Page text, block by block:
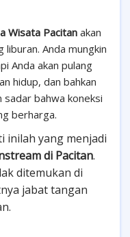
Wisata Pacitan akan
liburan. Anda mungkin
Anda akan pulang
hidup, dan bahkan
sadar bahwa koneksi
berharga.
inilah yang menjadi
di Pacitan.
ditemukan di
jabat tangan